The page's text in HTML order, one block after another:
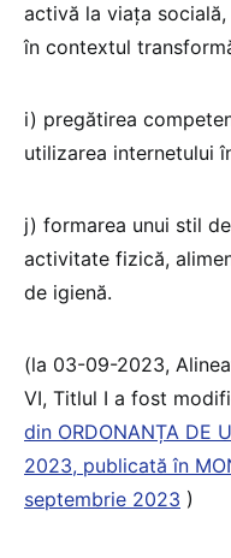
activă la viața
în contextul
i) pregătirea
utilizarea internetului
j) formarea unui stil
activitate fizică,
de igienă.
(la 03-09-2023,
VI, Titlul I a fost
din ORDONANȚA DE
2023, publicată în
septembrie 2023 )